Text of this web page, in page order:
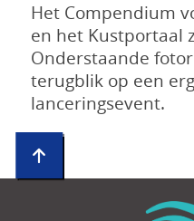
Het Compendium
en het Kustportaal
Onderstaande
terugblik op een
lanceringsevent.